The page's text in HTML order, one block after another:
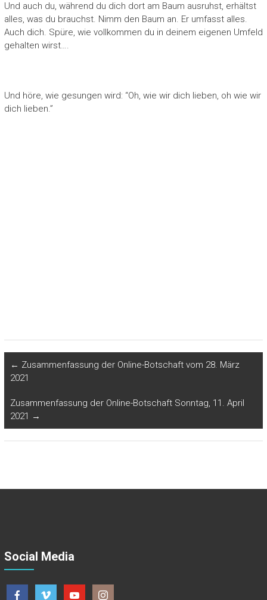
Und auch du, während du dich dort am Baum ausruhst, erhältst
alles, was du brauchst. Nimm den Baum an. Er umfasst alles.
Auch dich. Spüre, wie vollkommen du in deinem eigenen Umfeld
gehalten wirst….
Und höre, wie gesungen wird: “Oh, wie wir dich lieben, oh wie wir
dich lieben.”
← Zusammenfassung der Online-Botschaft vom 28. März
2021
Zusammenfassung der Online-Botschaft Sonntag, 11. April
2021 →
Social Media